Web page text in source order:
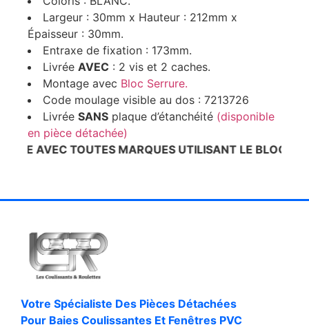
Largeur : 30mm x Hauteur : 212mm x
Épaisseur : 30mm.
Entraxe de fixation : 173mm.
Livrée AVEC : 2 vis et 2 caches.
Montage avec Bloc Serrure.
Code moulage visible au dos : 7213726
Livrée SANS plaque d’étanchéité (disponible
en pièce détachée)
AVEC TOUTES MARQUES UTILISANT LE BLOC
Votre Spécialiste Des Pièces Détachées
Pour Baies Coulissantes Et Fenêtres PVC